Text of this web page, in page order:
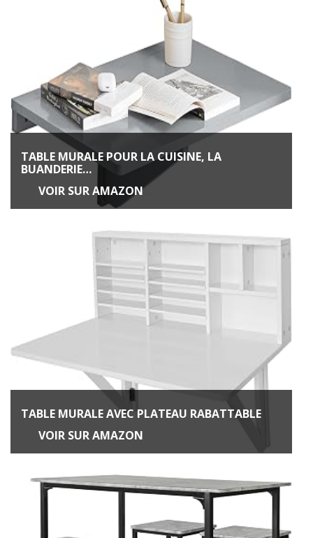
TABLE MURALE POUR LA CUISINE, LA
BUANDERIE…
VOIR SUR AMAZON
TABLE MURALE AVEC PLATEAU RABATTABLE
VOIR SUR AMAZON